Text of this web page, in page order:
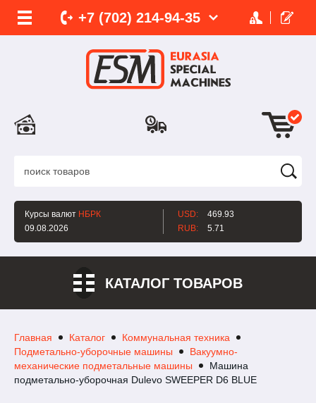
+7 (702) 214-94-35
Курсы валют НБРК
09.08.2026
USD:
469.93
RUB:
5.71
КАТАЛОГ ТОВАРОВ
Главная Каталог
Коммунальная техника
Подметально-уборочные машины
Вакуумно-
механические подметальные машины
Машина
подметально-уборочная Dulevo SWEEPER D6 BLUE